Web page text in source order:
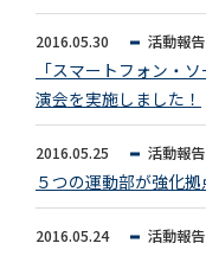
2016.05.30 活動報告
「スマートフォン・
演会を実施しました！
2016.05.25 活動報告
５つの運動部が強化拠
2016.05.24 活動報告